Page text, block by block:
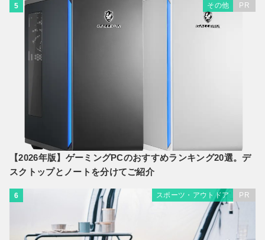
5 その他 PR
【2026年版】ゲーミングPCのおすすめランキング20選。デ
スクトップとノートを分けてご紹介
6 スポーツ・アウトドア PR